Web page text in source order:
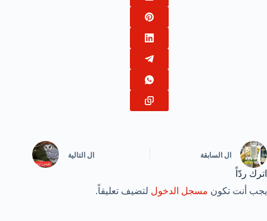
ال السابقة ال التالية
اترك ردّاً
يجب أنت تكون مسجل الدخول لتضيف تعليقاً.